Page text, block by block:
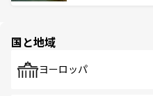
で、ホーカーズは地
国と地域
ヨーロッパ